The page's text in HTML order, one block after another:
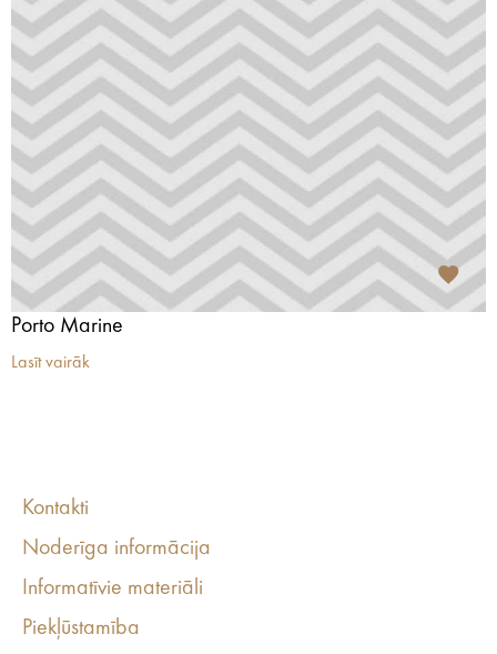
Porto Marine
Lasīt vairāk
Kontakti
Noderīga informācija
Informatīvie materiāli
Piekļūstamība